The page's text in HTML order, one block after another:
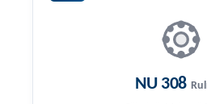
NU 308